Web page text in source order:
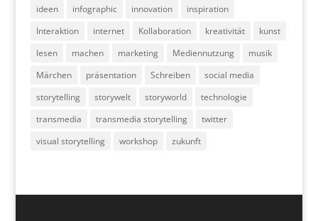
ideen
infographic innovation
inspiration
Interaktion
internet Kollaboration kreativität
kunst
lesen
machen marketing Mediennutzung
musik
Märchen
präsentation Schreiben
social media
storytelling
storywelt storyworld
technologie
transmedia
transmedia storytelling
twitter
visual storytelling
workshop zukunft